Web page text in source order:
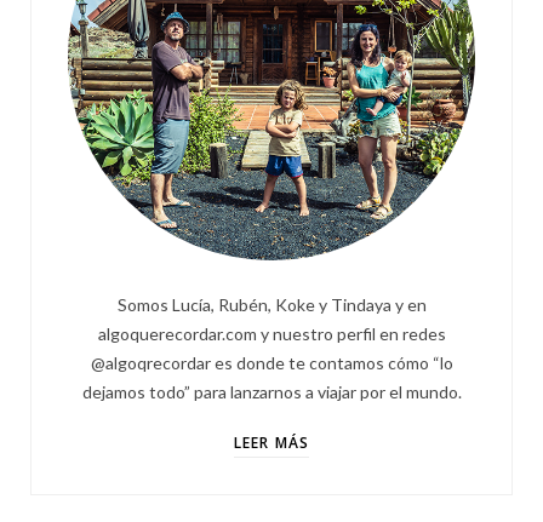
Somos Lucía, Rubén, Koke y Tindaya y en
algoquerecordar.com y nuestro perfil en redes
@algoqrecordar es donde te contamos cómo “lo
dejamos todo” para lanzarnos a viajar por el mundo.
LEER MÁS